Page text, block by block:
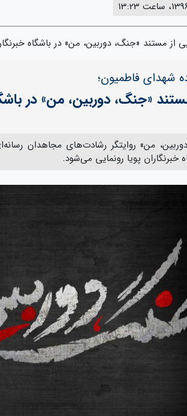
از مستند «جنگ، دوربین، من» در باشگاه
شهدای فاطمیون؛
«جنگ، دوربین، من» در
من» روایتگر رشادت‌های مجاهدان
خبرنگاران پویا رونمایی می‌شود.